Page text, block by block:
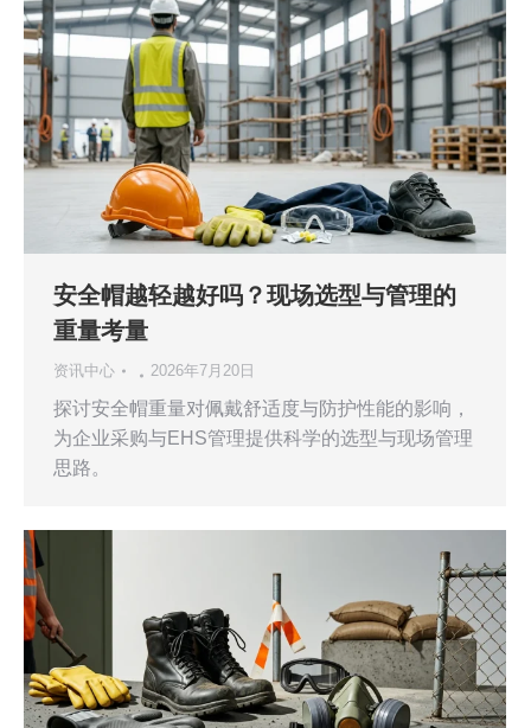
安全帽越轻越好吗？现场选型与管理的
重量考量
资讯中心 2026年7月20日
探讨安全帽重量对佩戴舒适度与防护性能的影响，
为企业采购与EHS管理提供科学的选型与现场管理
思路。